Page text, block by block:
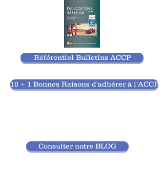
Référentiel Bulletins ACCP
10 + 1 Bonnes Raisons d'adhérer à l'ACCP
Consulter notre BLOG